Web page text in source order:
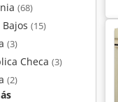
(68)
(15)
(3)
Checa (3)
(2)